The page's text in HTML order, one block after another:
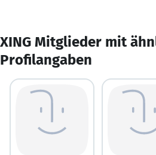
XING Mitglieder mit
Profilangaben